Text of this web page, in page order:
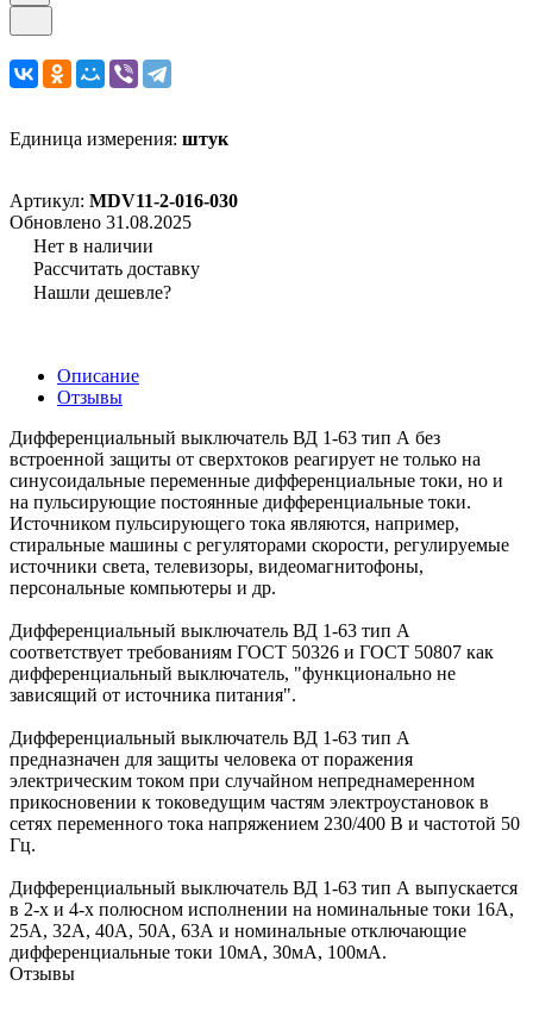
Единица измерения: штук
Артикул: MDV11-2-016-030
Обновлено 31.08.2025
Нет в наличии
Рассчитать доставку
Нашли дешевле?
Описание
Отзывы
Дифференциальный выключатель ВД 1-63 тип А без
встроенной защиты от сверхтоков реагирует не только на
синусоидальные переменные дифференциальные токи, но и
на пульсирующие постоянные дифференциальные токи.
Источником пульсирующего тока являются, например,
стиральные машины с регуляторами скорости, регулируемые
источники света, телевизоры, видеомагнитофоны,
персональные компьютеры и др.
Дифференциальный выключатель ВД 1-63 тип А
соответствует требованиям ГОСТ 50326 и ГОСТ 50807 как
дифференциальный выключатель, "функционально не
зависящий от источника питания".
Дифференциальный выключатель ВД 1-63 тип А
предназначен для защиты человека от поражения
электрическим током при случайном непреднамеренном
прикосновении к токоведущим частям электроустановок в
сетях переменного тока напряжением 230/400 В и частотой 50
Гц.
Дифференциальный выключатель ВД 1-63 тип А выпускается
в 2-х и 4-х полюсном исполнении на номинальные токи 16А,
25А, 32А, 40А, 50А, 63А и номинальные отключающие
дифференциальные токи 10мА, 30мА, 100мА.
Отзывы